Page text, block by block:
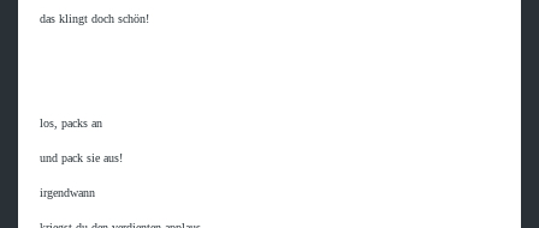
das klingt doch schön!
los, packs an
und pack sie aus!
irgendwann